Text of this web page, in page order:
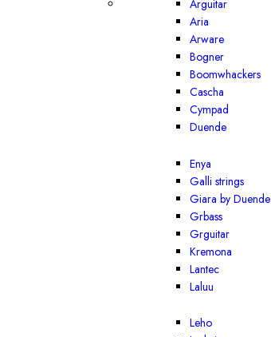
Arguitar
Aria
Arware
Bogner
Boomwhackers
Cascha
Cympad
Duende
Enya
Galli strings
Giara by Duende
Grbass
Grguitar
Kremona
Lantec
Laluu
Leho